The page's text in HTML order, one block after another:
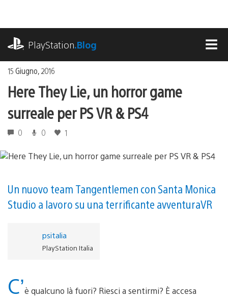
contenuto
PlayStation.Blog
15 Giugno, 2016
Here They Lie, un horror game
surreale per PS VR & PS4
0 0 1
Un nuovo team Tangentlemen con Santa Monica
Studio a lavoro su una terrificante avventuraVR
psitalia
PlayStation Italia
C’è qualcuno là fuori? Riesci a sentirmi? È accesa